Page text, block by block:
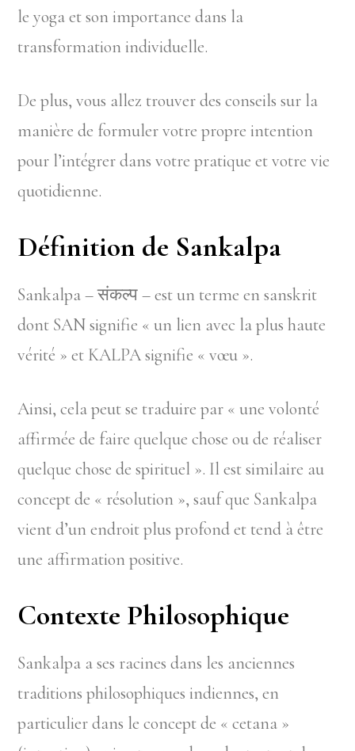
le yoga et son importance dans la
transformation individuelle.
De plus, vous allez trouver des conseils sur la
manière de formuler votre propre intention
pour l’intégrer dans votre pratique et votre vie
quotidienne.
Définition de Sankalpa
Sankalpa – संकल्प – est un terme en sanskrit
dont SAN signifie « un lien avec la plus haute
vérité » et KALPA signifie « vœu ».
Ainsi, cela peut se traduire par « une volonté
affirmée de faire quelque chose ou de réaliser
quelque chose de spirituel ». Il est similaire au
concept de « résolution », sauf que Sankalpa
vient d’un endroit plus profond et tend à être
une affirmation positive.
Contexte Philosophique
Sankalpa a ses racines dans les anciennes
traditions philosophiques indiennes, en
particulier dans le concept de « cetana »